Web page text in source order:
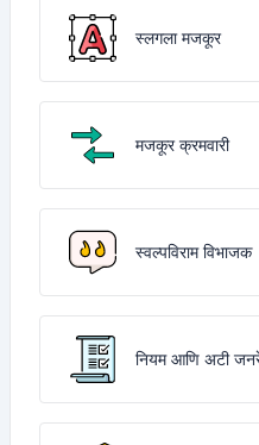
स्लगला मजकूर
मजकूर क्रमवारी
स्वल्पविराम विभाजक
नियम आणि अटी